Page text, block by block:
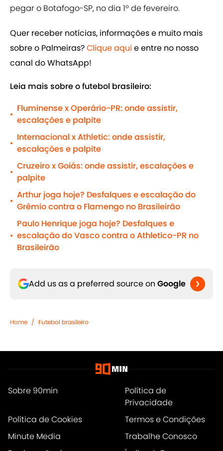
pegar o Botafogo-SP, no dia 1º de fevereiro.
Quer receber notícias, informações e muito mais
sobre o Palmeiras?Clique aqui e entre no nosso
canal do WhatsApp!
Leia mais sobre o futebol brasileiro:
•
Fluminense x Operário-PR: onde assistir,
escalações e palpite
•
Internacional x Athletic: onde assistir,
escalações e palpite
•
Cruzeiro x Goiás: onde assistir, escalações e
palpite
•
Arthur joga hoje? Desfalques e escalação do
Grêmio contra o Flamengo no Brasileirão
•
Paulo Henrique joga hoje? Desfalques e
escalação do Vasco contra o Athletico-PR no
Brasileirão
Add us as a preferred source on Google
Home / Futebol brasileiro
Sobre 90min
Política de
Privacidade
Política de Cookies
Termos e Condições
Minute Media
Trabalhe Conosco